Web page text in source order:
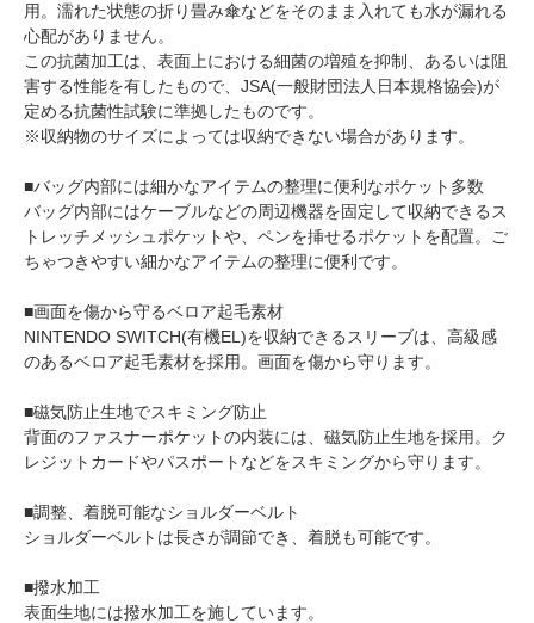
用。濡れた状態の折り畳み傘などをそのまま入れても水が漏れる
心配がありません。
この抗菌加工は、表面上における細菌の増殖を抑制、あるいは阻
害する性能を有したもので、JSA(一般財団法人日本規格協会)が
定める抗菌性試験に準拠したものです。
※収納物のサイズによっては収納できない場合があります。
■バッグ内部には細かなアイテムの整理に便利なポケット多数
バッグ内部にはケーブルなどの周辺機器を固定して収納できるス
トレッチメッシュポケットや、ペンを挿せるポケットを配置。ご
ちゃつきやすい細かなアイテムの整理に便利です。
■画面を傷から守るベロア起毛素材
NINTENDO SWITCH(有機EL)を収納できるスリーブは、高級感
のあるベロア起毛素材を採用。画面を傷から守ります。
■磁気防止生地でスキミング防止
背面のファスナーポケットの内装には、磁気防止生地を採用。ク
レジットカードやパスポートなどをスキミングから守ります。
■調整、着脱可能なショルダーベルト
ショルダーベルトは長さが調節でき、着脱も可能です。
■撥水加工
表面生地には撥水加工を施しています。